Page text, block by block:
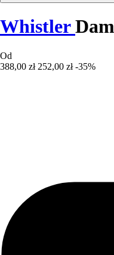
Whistler
Od
388,00 zł 252,00 zł -35%